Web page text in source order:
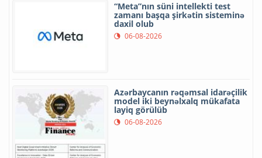
“Meta”nın süni intellekti test
zamanı başqa şirkətin sisteminə
daxil olub
06-08-2026
Azərbaycanın rəqəmsal idarəçilik
model iki beynəlxalq mükafata
layiq görülüb
06-08-2026